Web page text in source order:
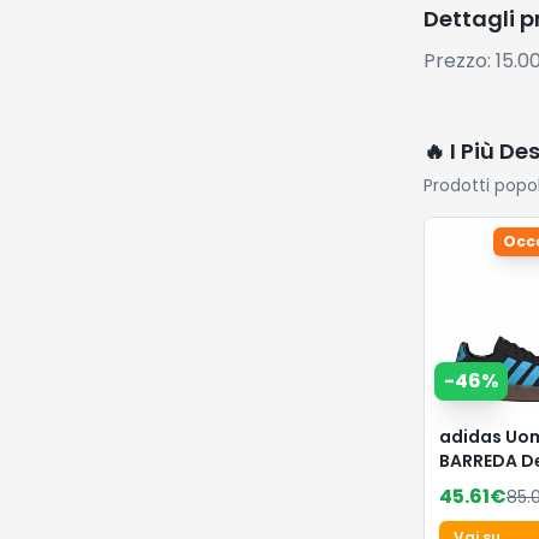
Dettagli
Prezzo:
🔥 I Più
Prodotti
-46%
adidas
BARREDA
Shoes,
Black/Lucid
45.61€